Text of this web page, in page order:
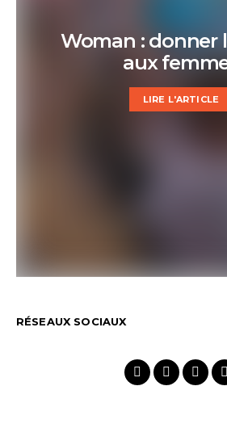
Woman : donner
aux
LIRE L'ARTICLE
RÉSEAUX SOCIAUX